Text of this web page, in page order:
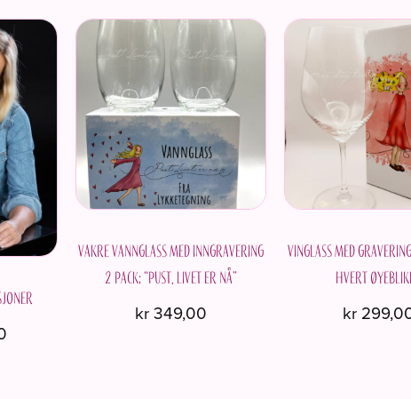
Vakre vannglass med inngravering
2 pack; “Pust, livet er nå”
kr349,00
Vinglass med
hvert
kr